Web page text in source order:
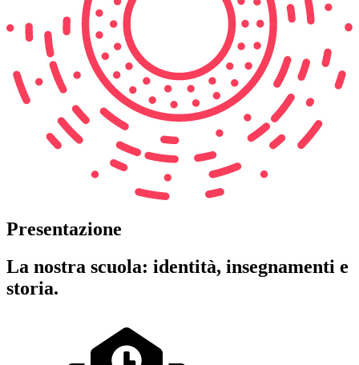
Presentazione
La nostra scuola: identità, insegnamenti e
storia.